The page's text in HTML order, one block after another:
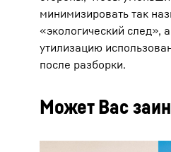
минимизировать так
«экологический след»,
утилизацию
после разборки.
Может Вас